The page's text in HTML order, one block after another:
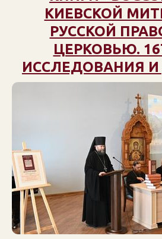
КИЕВСКОЙ
РУССКОЙ
ЦЕРКОВЬЮ.
ИССЛЕДОВАНИЯ